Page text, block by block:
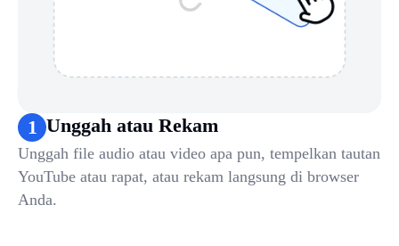
1 Unggah atau Rekam
Unggah file audio atau video apa pun, tempelkan tautan
YouTube atau rapat, atau rekam langsung di browser
Anda.